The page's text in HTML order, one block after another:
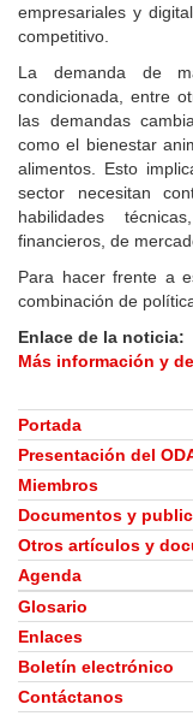
empresariales y
competitivo.
La demanda de
condicionada, entre
las demandas
como el bienestar
alimentos. Esto
sector necesitan
habilidades
financieros, de
Para hacer frente a
combinación de
Enlace de la noticia:
Más información y
Portada
Presentación del
Miembros
Documentos y
Otros artículos y
Agenda
Glosario
Enlaces
Boletín electrónico
Contáctanos